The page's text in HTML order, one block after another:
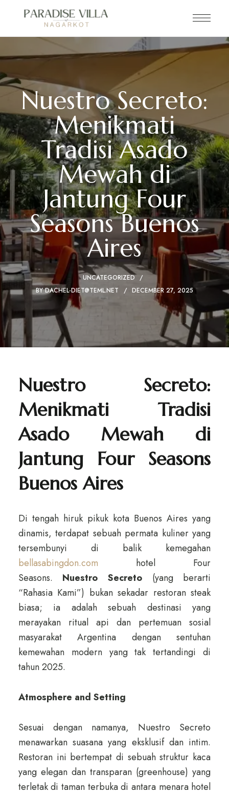
Nuestro Secreto:
Menikmati
Tradisi Asado
Mewah di
Jantung Four
Seasons Buenos
Aires
UNCATEGORIZED
BYDACHEL-DIET@TEML.NET DECEMBER 27, 2025
Nuestro Secreto:
Menikmati Tradisi
Asado Mewah di
Jantung Four Seasons
Buenos Aires
Di tengah hiruk pikuk kota Buenos Aires yang
dinamis, terdapat sebuah permata kuliner yang
tersembunyi di balik kemegahan
bellasabingdon.com hotel Four
Seasons. Nuestro Secreto (yang berarti
“Rahasia Kami”) bukan sekadar restoran steak
biasa; ia adalah sebuah destinasi yang
merayakan ritual api dan pertemuan sosial
masyarakat Argentina dengan sentuhan
kemewahan modern yang tak tertandingi di
tahun 2025.
Atmosphere and Setting
Sesuai dengan namanya, Nuestro Secreto
menawarkan suasana yang eksklusif dan intim.
Restoran ini bertempat di sebuah struktur kaca
yang elegan dan transparan (greenhouse) yang
terletak di taman terbuka di antara menara hotel